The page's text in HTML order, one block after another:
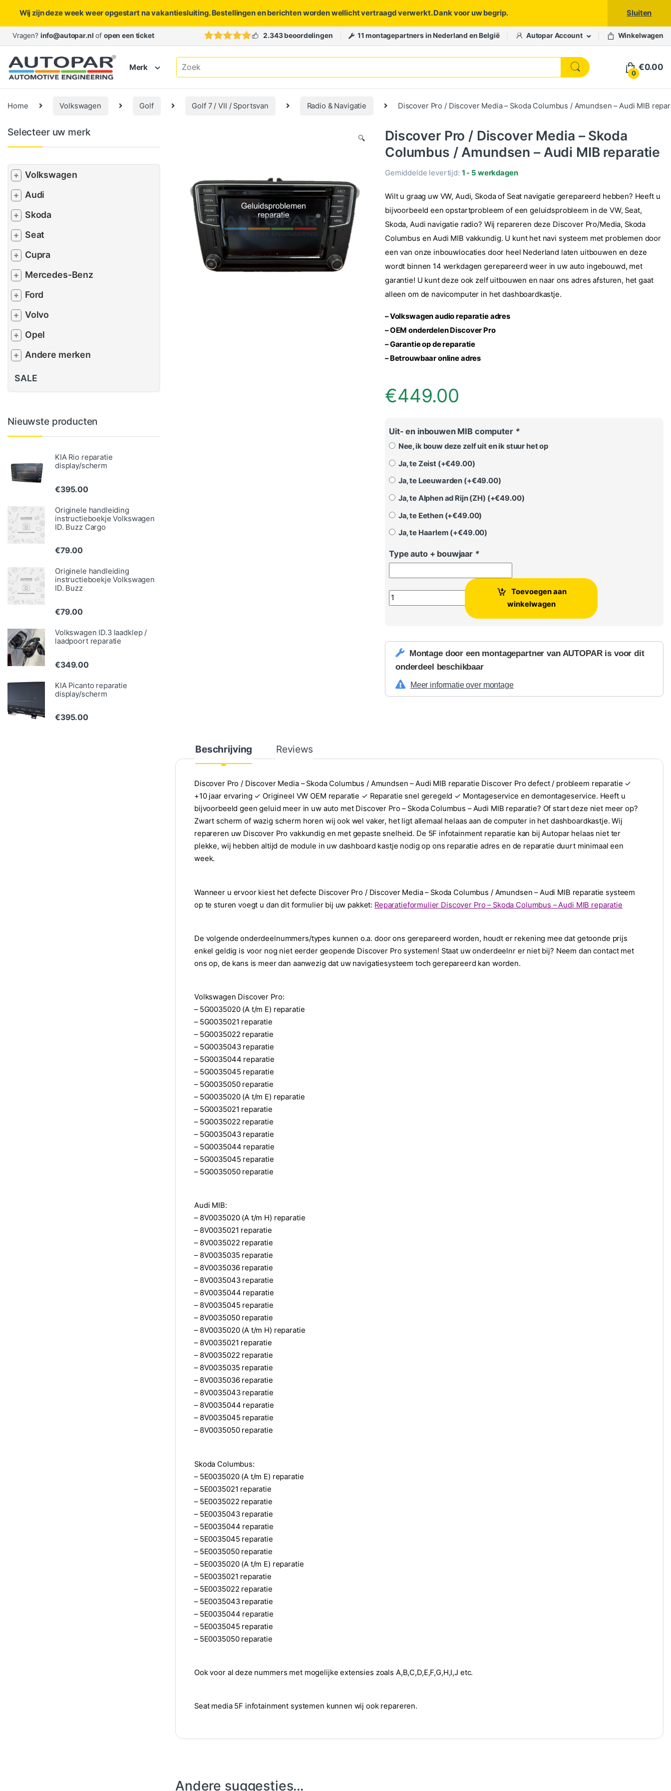
Wij zijn deze week weer opgestart na vakantiesluiting. Bestellingen en berichten worden wellicht vertraagd verwerkt. Dank voor uw begrip. Sluiten
Skip to navigation
Skip to content
Vragen? info@autopar.nl of open een ticket 2.343 beoordelingen 11 montagepartners in Nederland en België Autopar Account Winkelwagen
Merk
Search for:
0
€0.00
Home Volkswagen Golf Golf 7 / VII / Sportsvan Radio & Navigatie Discover Pro / Discover Media – Skoda Columbus / Amundsen – Audi MIB
🔍
Discover Pro / Discover Media – Skoda
Columbus / Amundsen – Audi MIB reparatie
Gemiddelde levertijd: 1 - 5 werkdagen
Wilt u graag uw VW, Audi, Skoda of Seat navigatie gerepareerd hebben? Heeft u
bijvoorbeeld een opstartprobleem of een geluidsprobleem in de VW, Seat,
Skoda, Audi navigatie radio? Wij repareren deze Discover Pro/Media, Skoda
Columbus en Audi MIB vakkundig. U kunt het navi systeem met problemen door
een van onze inbouwlocaties door heel Nederland laten uitbouwen en deze
wordt binnen 14 werkdagen gerepareerd weer in uw auto ingebouwd, met
garantie! U kunt deze ook zelf uitbouwen en naar ons adres afsturen, het gaat
alleen om de navicomputer in het dashboardkastje.
– Volkswagen audio reparatie adres
– OEM onderdelen Discover Pro
– Garantie op de reparatie
– Betrouwbaar online adres
€449.00
Uit- en inbouwen MIB computer *
Nee, ik bouw deze zelf uit en ik stuur het op
Ja, te Zeist (+€49.00)
Ja, te Leeuwarden (+€49.00)
Ja, te Alphen ad Rijn (ZH) (+€49.00)
Ja, te Eethen (+€49.00)
Ja, te Haarlem (+€49.00)
Type auto + bouwjaar *
Discover Pro / Discover Media - Skoda Columbus / Amundsen - Audi MIB
Toevoegen aan
winkelwagen
Montage door een montagepartner van AUTOPAR is voor dit
onderdeel beschikbaar
Meer informatie over montage
Beschrijving Reviews
Discover Pro / Discover Media – Skoda Columbus / Amundsen – Audi MIB reparatie Discover Pro defect / probleem reparatie ✓
+10 jaar ervaring ✓ Origineel VW OEM reparatie ✓ Reparatie snel geregeld ✓ Montageservice en demontageservice. Heeft u
bijvoorbeeld geen geluid meer in uw auto met Discover Pro – Skoda Columbus – Audi MIB reparatie? Of start deze niet meer op?
Zwart scherm of wazig scherm horen wij ook wel vaker, het ligt allemaal helaas aan de computer in het dashboardkastje. Wij
repareren uw Discover Pro vakkundig en met gepaste snelheid. De 5F infotainment reparatie kan bij Autopar helaas niet ter
plekke, wij hebben altijd de module in uw dashboard kastje nodig op ons reparatie adres en de reparatie duurt minimaal een
week.
Wanneer u ervoor kiest het defecte Discover Pro / Discover Media – Skoda Columbus / Amundsen – Audi MIB reparatie systeem
op te sturen voegt u dan dit formulier bij uw pakket: Reparatieformulier Discover Pro – Skoda Columbus – Audi MIB reparatie
De volgende onderdeelnummers/types kunnen o.a. door ons gerepareerd worden, houdt er rekening mee dat getoonde prijs
enkel geldig is voor nog niet eerder geopende Discover Pro systemen! Staat uw onderdeelnr er niet bij? Neem dan contact met
ons op, de kans is meer dan aanwezig dat uw navigatiesysteem toch gerepareerd kan worden.
Volkswagen Discover Pro:
– 5G0035020 (A t/m E) reparatie
– 5G0035021 reparatie
– 5G0035022 reparatie
– 5G0035043 reparatie
– 5G0035044 reparatie
– 5G0035045 reparatie
– 5G0035050 reparatie
– 5G0035020 (A t/m E) reparatie
– 5G0035021 reparatie
– 5G0035022 reparatie
– 5G0035043 reparatie
– 5G0035044 reparatie
– 5G0035045 reparatie
– 5G0035050 reparatie
Audi MIB:
– 8V0035020 (A t/m H) reparatie
– 8V0035021 reparatie
– 8V0035022 reparatie
– 8V0035035 reparatie
– 8V0035036 reparatie
– 8V0035043 reparatie
– 8V0035044 reparatie
– 8V0035045 reparatie
– 8V0035050 reparatie
– 8V0035020 (A t/m H) reparatie
– 8V0035021 reparatie
– 8V0035022 reparatie
– 8V0035035 reparatie
– 8V0035036 reparatie
– 8V0035043 reparatie
– 8V0035044 reparatie
– 8V0035045 reparatie
– 8V0035050 reparatie
Skoda Columbus:
– 5E0035020 (A t/m E) reparatie
– 5E0035021 reparatie
– 5E0035022 reparatie
– 5E0035043 reparatie
– 5E0035044 reparatie
– 5E0035045 reparatie
– 5E0035050 reparatie
– 5E0035020 (A t/m E) reparatie
– 5E0035021 reparatie
– 5E0035022 reparatie
– 5E0035043 reparatie
– 5E0035044 reparatie
– 5E0035045 reparatie
– 5E0035050 reparatie
Ook voor al deze nummers met mogelijke extensies zoals A,B,C,D,E,F,G,H,I,J etc.
Seat media 5F infotainment systemen kunnen wij ook repareren.
Andere suggesties…
Selecteer uw merk
+ Volkswagen
+ Audi
+ Skoda
+ Seat
+ Cupra
+ Mercedes-Benz
+ Ford
+ Volvo
+ Opel
+ Andere merken
SALE
Nieuwste producten
KIA Rio reparatie
display/scherm
€395.00
Originele handleiding
instructieboekje Volkswagen
ID. Buzz Cargo
€79.00
Originele handleiding
instructieboekje Volkswagen
ID. Buzz
€79.00
Volkswagen ID.3 laadklep /
laadpoort reparatie
€349.00
KIA Picanto reparatie
display/scherm
€395.00